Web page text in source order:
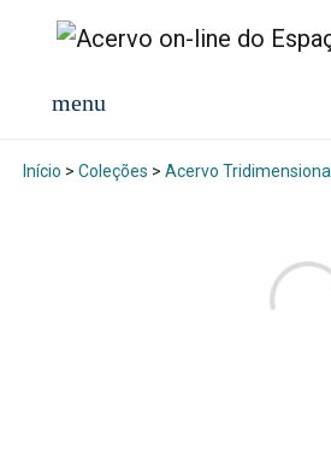
Início > Coleções > Acervo Tridimensional